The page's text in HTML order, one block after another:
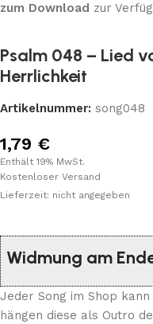
zum Download zur
Psalm 048 – Lied
Herrlichkeit
Artikelnummer: song048
1,79 €
Enthält 19% MwSt.
Kostenloser Versand
Lieferzeit: nicht angegeben
Widmung am
Jeder Song im Shop
hängen diese als Outro